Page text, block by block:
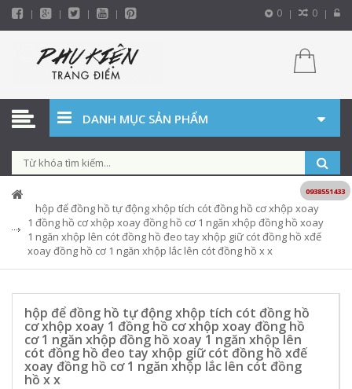
0 0
DANH MỤC SẢN PHẨM
hộp để đồng hồ tự động xhộp tích cót đồng hồ cơ xhộp xoay
1 đồng hồ cơ xhộp xoay đồng hồ cơ 1 ngăn xhộp đồng hồ xoay
1 ngăn xhộp lên cót đồng hồ đeo tay xhộp giữ cót đồng hồ xđế
xoay đồng hồ cơ 1 ngăn xhộp lắc lên cót đồng hồ x x
hộp để đồng hồ tự động xhộp tích cót đồng hồ
cơ xhộp xoay 1 đồng hồ cơ xhộp xoay đồng hồ
cơ 1 ngăn xhộp đồng hồ xoay 1 ngăn xhộp lên
cót đồng hồ đeo tay xhộp giữ cót đồng hồ xđế
xoay đồng hồ cơ 1 ngăn xhộp lắc lên cót đồng
hồ x x
0938551433